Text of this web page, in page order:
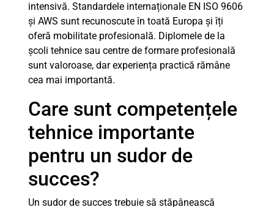
intensivă. Standardele internaționale EN ISO 9606
și AWS sunt recunoscute în toată Europa și îți
oferă mobilitate profesională. Diplomele de la
școli tehnice sau centre de formare profesională
sunt valoroase, dar experiența practică rămâne
cea mai importantă.
Care sunt competențele
tehnice importante
pentru un sudor de
succes?
Un sudor de succes trebuie să stăpânească